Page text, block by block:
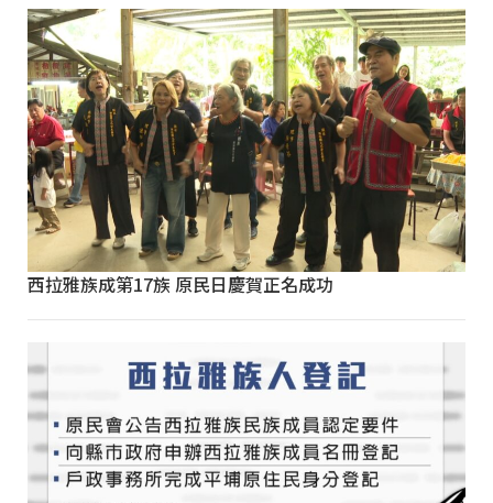
西拉雅族成第17族 原民日慶賀正名成功